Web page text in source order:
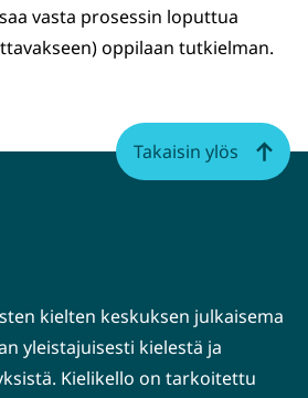
vasta prosessin loputtua
oppilaan tutkielman.
kielten keskuksen julkaisema
yleistajuisesti kielestä ja
Kielikello on tarkoitettu
Takaisin ylös